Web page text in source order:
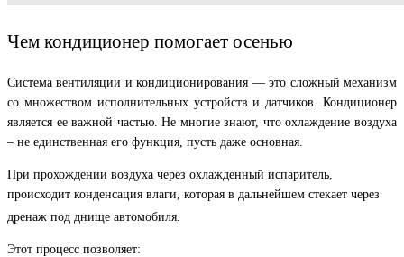
Чем кондиционер помогает осенью
Система вентиляции и кондиционирования — это сложный механизм
со множеством исполнительных устройств и датчиков. Кондиционер
является ее важной частью. Не многие знают, что охлаждение воздуха
– не единственная его функция, пусть даже основная.
При прохождении воздуха через охлажденный испаритель,
происходит конденсация влаги, которая в дальнейшем стекает через
дренаж под днище автомобиля.
Этот процесс позволяет: